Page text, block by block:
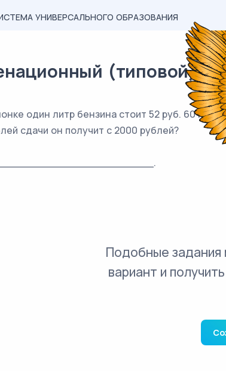
УНИВЕРСАЛЬНОГО ОБРАЗОВАНИЯ
(типовой)
один литр бензина стоит 52 руб. 60 коп.
сдачи он получит с 2000 рублей?
Подобные задания
вариант и